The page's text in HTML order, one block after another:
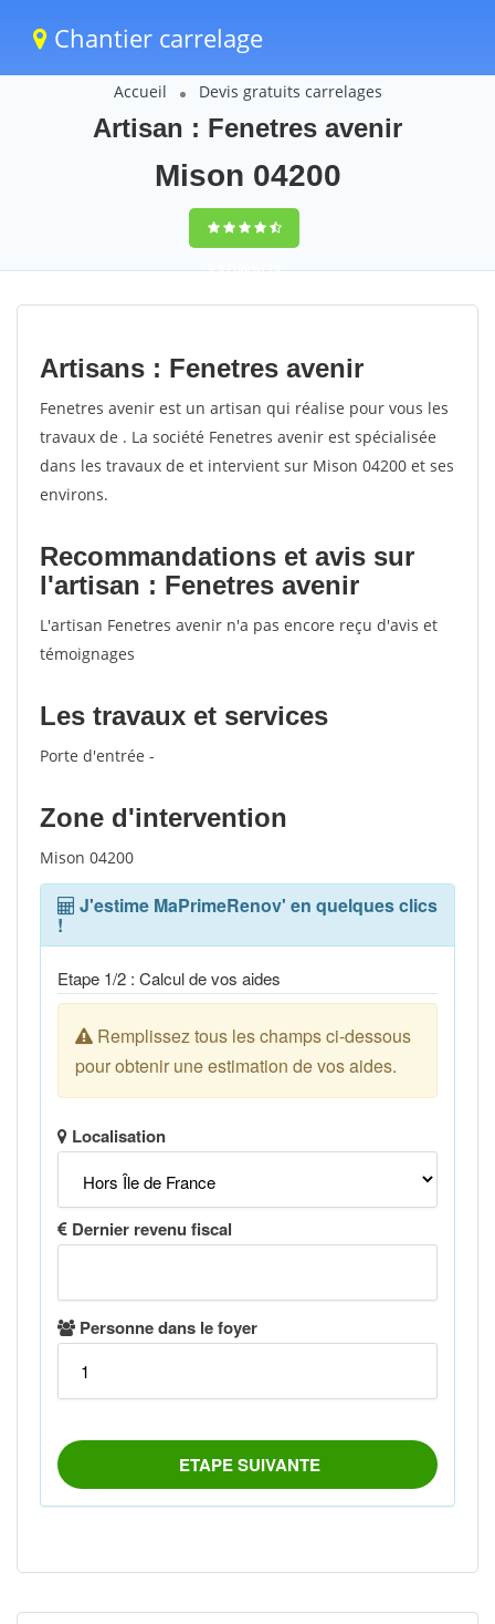
Chantier carrelage
Accueil Devis gratuits carrelages
Artisan : Fenetres avenir
Mison 04200
9,5(100%)73
votes
Artisans : Fenetres avenir
Fenetres avenir est un artisan qui réalise pour vous les
travaux de . La société Fenetres avenir est spécialisée
dans les travaux de et intervient sur Mison 04200 et ses
environs.
Recommandations et avis sur
l'artisan : Fenetres avenir
L'artisan Fenetres avenir n'a pas encore reçu d'avis et
témoignages
Les travaux et services
Porte d'entrée -
Zone d'intervention
Mison 04200